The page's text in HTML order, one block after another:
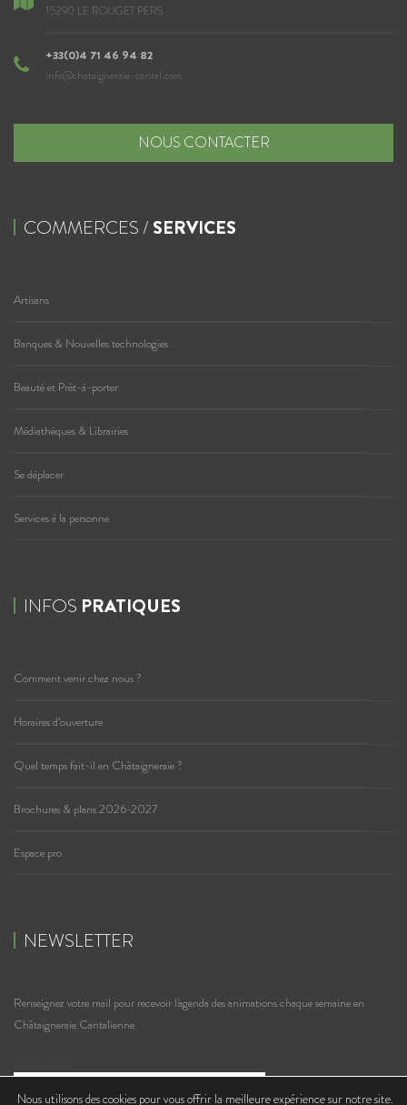
15290 LE ROUGET PERS
+33(0)4 71 46 94 82
info@chataigneraie-cantal.com
NOUS CONTACTER
COMMERCES / SERVICES
Artisans
Banques & Nouvelles technologies
Beauté et Prêt-à-porter
Médiathèques & Librairies
Se déplacer
Services à la personne
INFOS PRATIQUES
Comment venir chez nous ?
Horaires d’ouverture
Quel temps fait-il en Châtaigneraie ?
Brochures & plans 2026-2027
Espace pro
NEWSLETTER
Renseignez votre mail pour recevoir l'agenda des animations chaque semaine en
Châtaigneraie Cantalienne
Nous utilisons des cookies pour vous offrir la meilleure expérience sur notre site.